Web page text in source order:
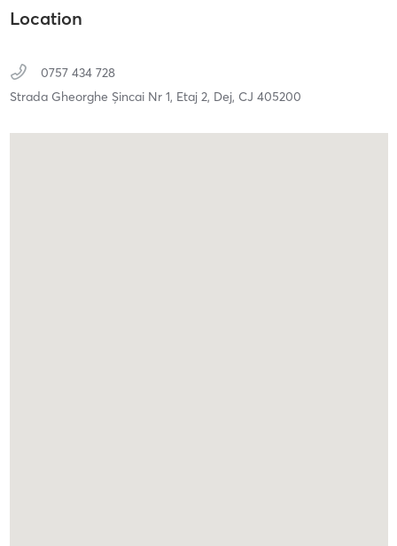
Location
0757 434 728
Strada Gheorghe Șincai Nr 1, Etaj 2, Dej, CJ 405200